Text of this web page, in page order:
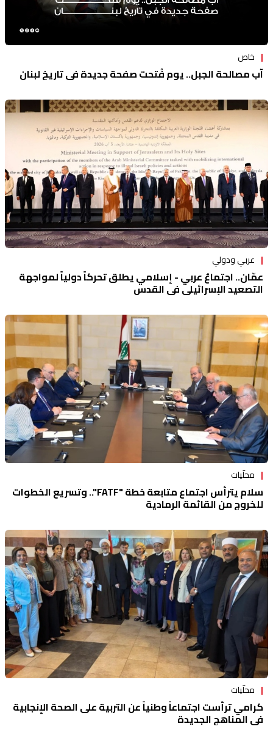
خاص
آب مصالحة الجبل.. يوم فُتحت صفحة جديدة في تاريخ لبنان
عربي ودولي
عمّان.. اجتماعٌ عربي - إسلامي يطلق تحركاً دولياً لمواجهة
التصعيد الإسرائيلي في القدس
محلّيات
سلام يترأس اجتماع متابعة خطة "FATF".. وتسريع الخطوات
للخروج من القائمة الرمادية
محلّيات
كرامي ترأست اجتماعاً وطنياً عن التربية على الصحة الإنجابية
في المناهج الجديدة